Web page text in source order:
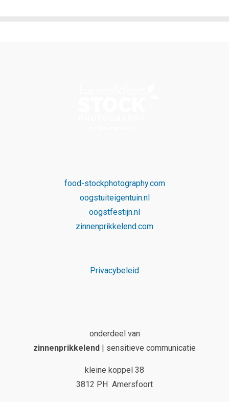
food-stockphotography.com
oogstuiteigentuin.nl
oogstfestijn.nl
zinnenprikkelend.com
Privacybeleid
onderdeel van
zinnenprikkelend
| sensitieve communicatie
kleine koppel 38
3812 PH Amersfoort